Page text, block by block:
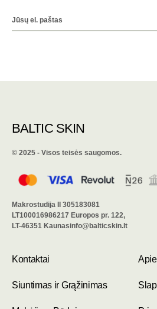
BALTIC SKIN
©️ 2025 - Visos teisės saugomos.
Kontaktai Apie
Siuntimas ir Grąžinimas
Makrostudija II 305183081
LT100016986217 Europos pr. 122,
LT-46351 Kaunasinfo@balticskin.lt